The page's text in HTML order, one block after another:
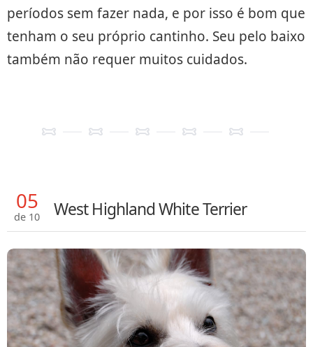
períodos sem fazer nada, e por isso é bom que
tenham o seu próprio cantinho. Seu pelo baixo
também não requer muitos cuidados.
05
de 10 West Highland White Terrier